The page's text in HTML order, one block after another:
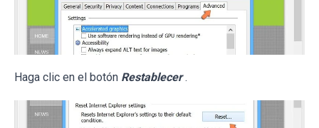
Haga clic en el botón Restablecer .